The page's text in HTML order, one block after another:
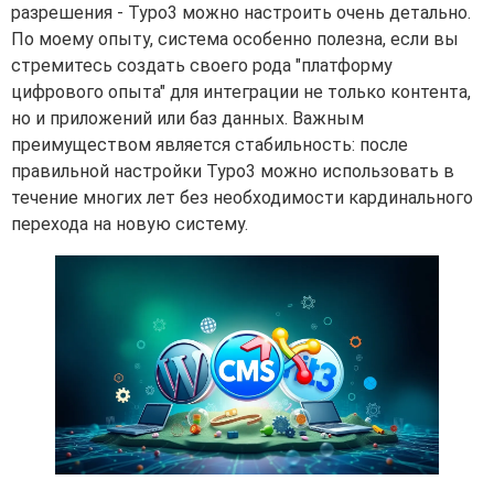
разрешения - Typo3 можно настроить очень детально.
По моему опыту, система особенно полезна, если вы
стремитесь создать своего рода "платформу
цифрового опыта" для интеграции не только контента,
но и приложений или баз данных. Важным
преимуществом является стабильность: после
правильной настройки Typo3 можно использовать в
течение многих лет без необходимости кардинального
перехода на новую систему.